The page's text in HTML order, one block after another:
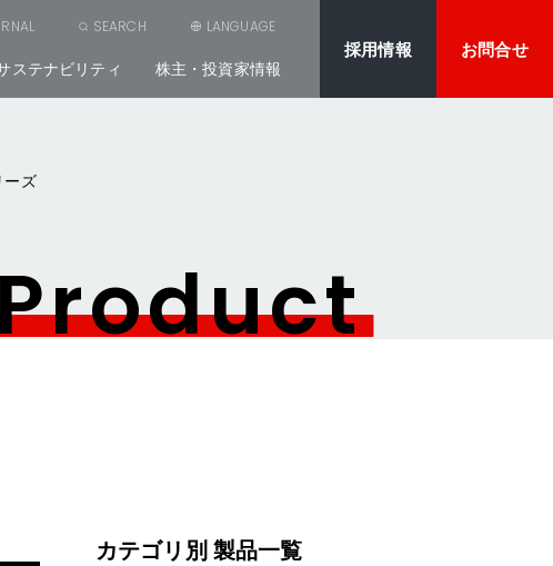
SEARCH LANGUAGE
ステナビリティ 株主・投資家情報
採用情報 お問合せ
ーズ
カテゴリ別 製品一覧